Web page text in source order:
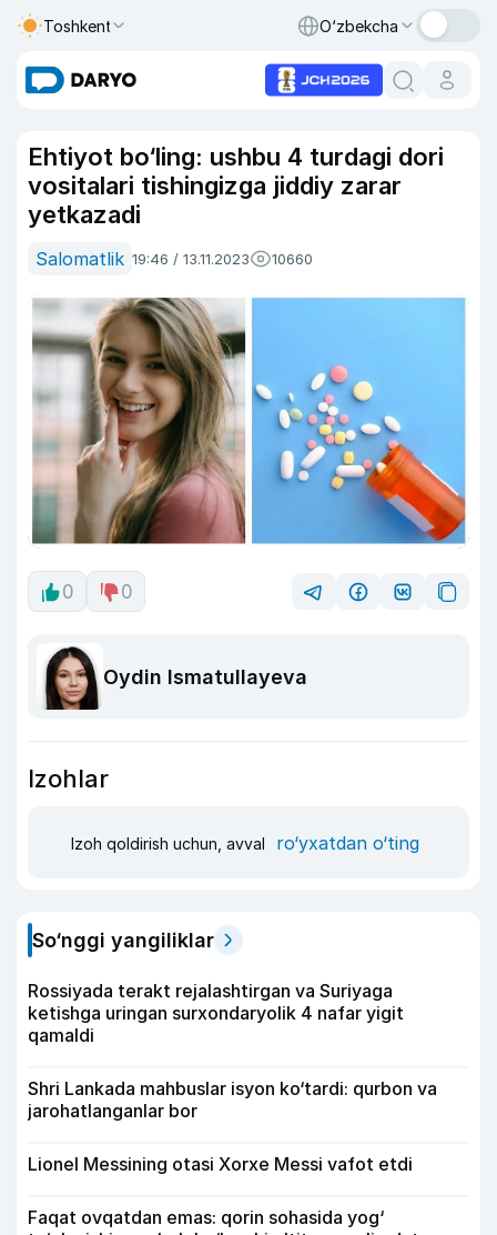
Toshkent O‘zbekcha
Ehtiyot bo‘ling: ushbu 4 turdagi dori
vositalari tishingizga jiddiy zarar
yetkazadi
Salomatlik 19:46 / 13.11.2023 10660
0 0
Oydin Ismatullayeva
Izohlar
Izoh qoldirish uchun, avval ro‘yxatdan o‘ting
So‘nggi yangiliklar
Rossiyada terakt rejalashtirgan va Suriyaga
ketishga uringan surxondaryolik 4 nafar yigit
qamaldi
Shri Lankada mahbuslar isyon ko‘tardi: qurbon va
jarohatlanganlar bor
Lionel Messining otasi Xorxe Messi vafot etdi
Faqat ovqatdan emas: qorin sohasida yog‘